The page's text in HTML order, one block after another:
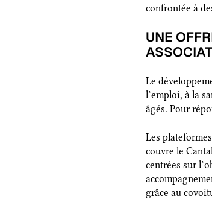
confrontée à
UNE
Le
l’emploi, à la
âgés. Pour
Les
couvre le
centrées sur
grâce au